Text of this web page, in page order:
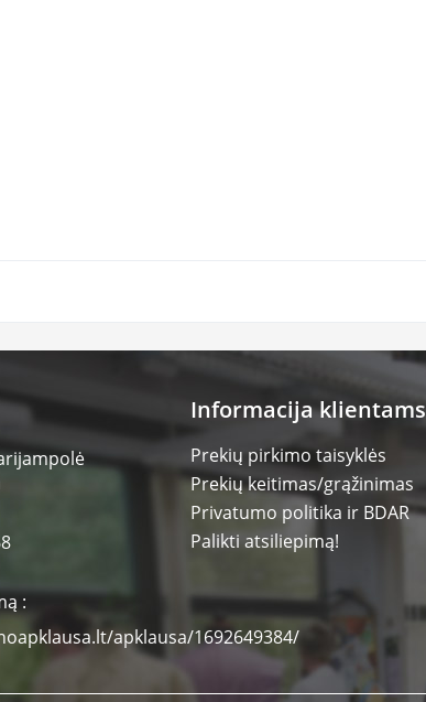
:
apklausa/1692649384/
Informacija klientams
Prekių pirkimo taisyklės
Prekių keitimas/grąžinimas
Privatumo politika ir BDAR
Palikti atsiliepimą!